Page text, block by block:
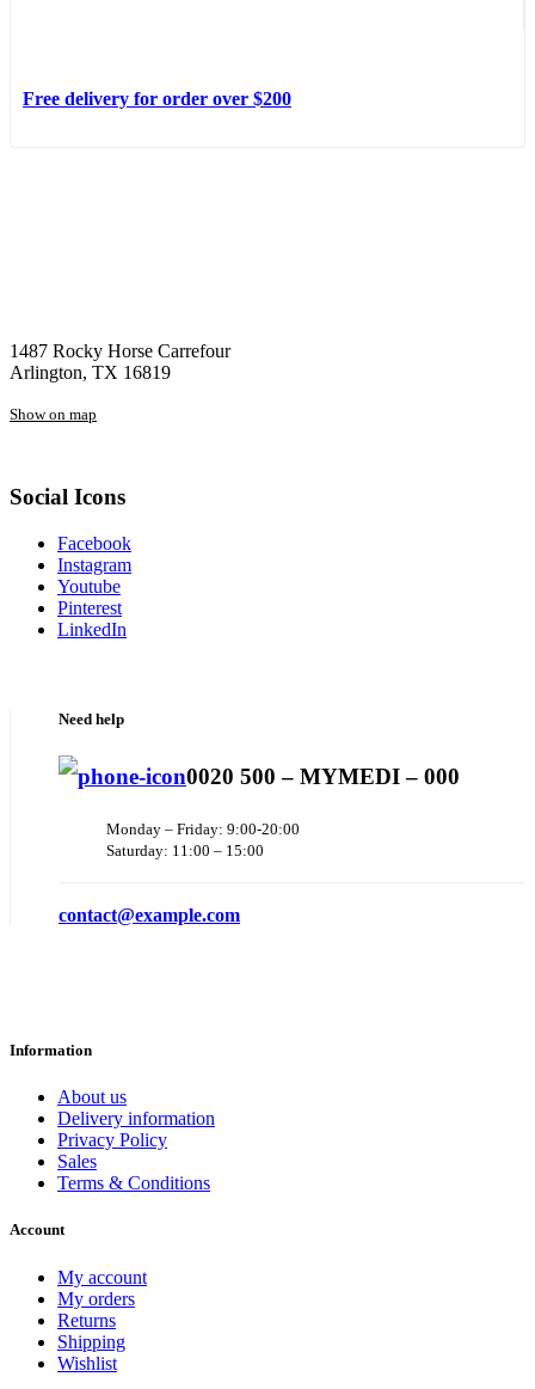
Free delivery for order over $200
1487 Rocky Horse Carrefour
Arlington, TX 16819
Show on map
Social Icons
Facebook
Instagram
Youtube
Pinterest
LinkedIn
Need help
0020 500 – MYMEDI – 000
Monday – Friday: 9:00-20:00
Saturday: 11:00 – 15:00
contact@example.com
Information
About us
Delivery information
Privacy Policy
Sales
Terms & Conditions
Account
My account
My orders
Returns
Shipping
Wishlist